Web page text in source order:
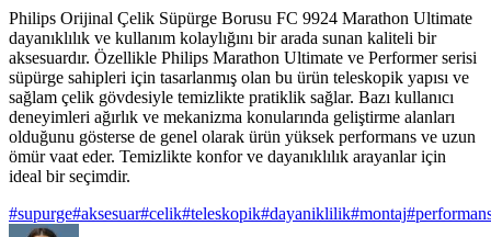
Philips Orijinal Çelik Süpürge Borusu FC 9924 Marathon Ultimate
dayanıklılık ve kullanım kolaylığını bir arada sunan kaliteli bir
aksesuardır. Özellikle Philips Marathon Ultimate ve Performer serisi
süpürge sahipleri için tasarlanmış olan bu ürün teleskopik yapısı ve
sağlam çelik gövdesiyle temizlikte pratiklik sağlar. Bazı kullanıcı
deneyimleri ağırlık ve mekanizma konularında geliştirme alanları
olduğunu gösterse de genel olarak ürün yüksek performans ve uzun
ömür vaat eder. Temizlikte konfor ve dayanıklılık arayanlar için
ideal bir seçimdir.
#supurge#aksesuar#celik#teleskopik#dayaniklilik#montaj#